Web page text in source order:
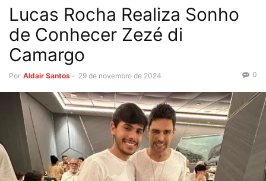
Lucas Rocha Realiza Sonho
de Conhecer Zezé di
Camargo
Por Aldair Santos - 29 de novembro de 2024 0